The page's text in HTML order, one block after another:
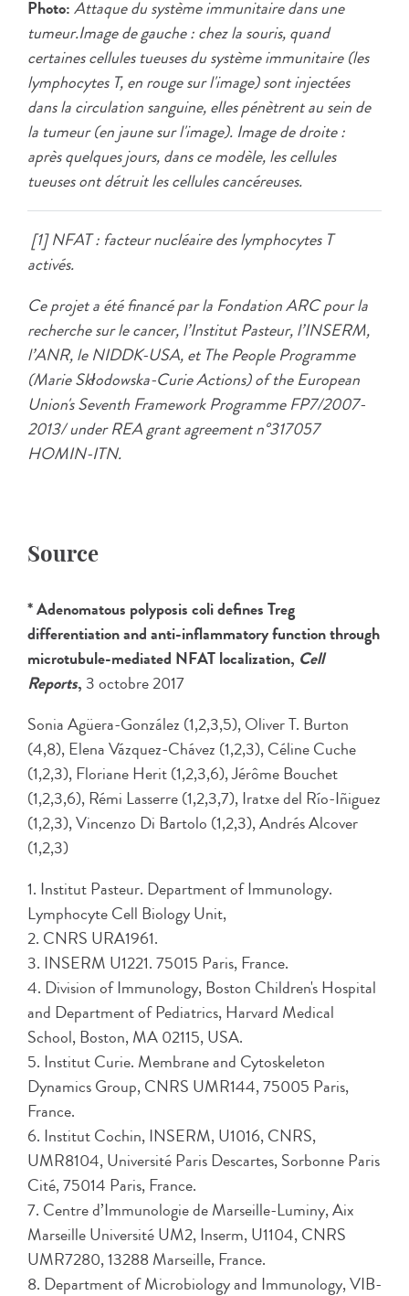
Photo:Attaque du système immunitaire dans une
tumeur.Image de gauche : chez la souris, quand
certaines cellules tueuses du système immunitaire (les
lymphocytes T, en rouge sur l'image) sont injectées
dans la circulation sanguine, elles pénètrent au sein de
la tumeur (en jaune sur l'image). Image de droite :
après quelques jours, dans ce modèle, les cellules
tueuses ont détruit les cellules cancéreuses.
[1] NFAT : facteur nucléaire des lymphocytes T
activés.
Ce projet a été financé par la Fondation ARC pour la
recherche sur le cancer, l’Institut Pasteur, l’INSERM,
l’ANR, le NIDDK-USA, et The People Programme
(Marie Skłodowska-Curie Actions) of the European
Union's Seventh Framework Programme FP7/2007-
2013/ under REA grant agreement n°317057
HOMIN-ITN.
Source
* Adenomatous polyposis coli defines Treg
differentiation and anti-inflammatory function through
microtubule-mediated NFAT localization, Cell
Reports, 3 octobre 2017
Sonia Agüera-González (1,2,3,5), Oliver T. Burton
(4,8), Elena Vázquez-Chávez (1,2,3), Céline Cuche
(1,2,3), Floriane Herit (1,2,3,6), Jérôme Bouchet
(1,2,3,6), Rémi Lasserre (1,2,3,7), Iratxe del Río-Iñiguez
(1,2,3), Vincenzo Di Bartolo (1,2,3), Andrés Alcover
(1,2,3)
1. Institut Pasteur. Department of Immunology.
Lymphocyte Cell Biology Unit,
2. CNRS URA1961.
3. INSERM U1221. 75015 Paris, France.
4. Division of Immunology, Boston Children's Hospital
and Department of Pediatrics, Harvard Medical
School, Boston, MA 02115, USA.
5. Institut Curie. Membrane and Cytoskeleton
Dynamics Group, CNRS UMR144, 75005 Paris,
France.
6. Institut Cochin, INSERM, U1016, CNRS,
UMR8104, Université Paris Descartes, Sorbonne Paris
Cité, 75014 Paris, France.
7. Centre d’Immunologie de Marseille-Luminy, Aix
Marseille Université UM2, Inserm, U1104, CNRS
UMR7280, 13288 Marseille, France.
8. Department of Microbiology and Immunology, VIB-